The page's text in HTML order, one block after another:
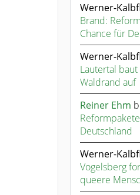
Werner-
Brand:
Chance für
Werner-
Lautertal
Waldrand auf
Reiner Ehm
Deutschland
Werner-
Vogelsberg
queere